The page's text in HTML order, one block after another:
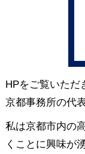
HPをご覧いただ
京都事務所の代
私は京都市内の
くことに興味が湧